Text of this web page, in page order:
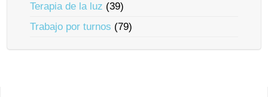
Terapia de la luz (39)
Trabajo por turnos (79)